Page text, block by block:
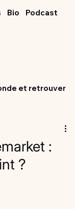
Podcast
Bio
et retrouver
:
?